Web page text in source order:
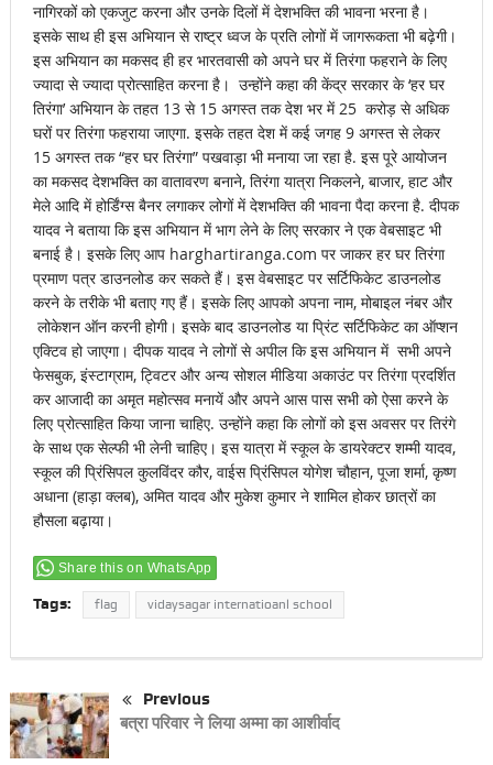
नागिरकों को एकजुट करना और उनके दिलों में देशभक्ति की भावना भरना है।
इसके साथ ही इस अभियान से राष्ट्र ध्वज के प्रति लोगों में जागरूकता भी बढ़ेगी।
इस अभियान का मकसद ही हर भारतवासी को अपने घर में तिरंगा फहराने के लिए
ज्यादा से ज्यादा प्रोत्साहित करना है। उन्होंने कहा की केंद्र सरकार के ‘हर घर
तिरंगा’ अभियान के तहत 13 से 15 अगस्त तक देश भर में 25 करोड़ से अधिक
घरों पर तिरंगा फहराया जाएगा. इसके तहत देश में कई जगह 9 अगस्त से लेकर
15 अगस्त तक “हर घर तिरंगा” पखवाड़ा भी मनाया जा रहा है. इस पूरे आयोजन
का मकसद देशभक्ति का वातावरण बनाने, तिरंगा यात्रा निकलने, बाजार, हाट और
मेले आदि में होर्डिंग्स बैनर लगाकर लोगों में देशभक्ति की भावना पैदा करना है. दीपक
यादव ने बताया कि इस अभियान में भाग लेने के लिए सरकार ने एक वेबसाइट भी
बनाई है। इसके लिए आप harghartiranga.com पर जाकर हर घर तिरंगा
प्रमाण पत्र डाउनलोड कर सकते हैं। इस वेबसाइट पर सर्टिफिकेट डाउनलोड
करने के तरीके भी बताए गए हैं। इसके लिए आपको अपना नाम, मोबाइल नंबर और
लोकेशन ऑन करनी होगी। इसके बाद डाउनलोड या प्रिंट सर्टिफिकेट का ऑप्शन
एक्टिव हो जाएगा। दीपक यादव ने लोगों से अपील कि इस अभियान में सभी अपने
फेसबुक, इंस्टाग्राम, ट्विटर और अन्य सोशल मीडिया अकाउंट पर तिरंगा प्रदर्शित
कर आजादी का अमृत महोत्सव मनायें और अपने आस पास सभी को ऐसा करने के
लिए प्रोत्साहित किया जाना चाहिए. उन्होंने कहा कि लोगों को इस अवसर पर तिरंगे
के साथ एक सेल्फी भी लेनी चाहिए। इस यात्रा में स्कूल के डायरेक्टर शम्मी यादव,
स्कूल की प्रिंसिपल कुलविंदर कौर, वाईस प्रिंसिपल योगेश चौहान, पूजा शर्मा, कृष्ण
अधाना (हाड़ा क्लब), अमित यादव और मुकेश कुमार ने शामिल होकर छात्रों का
हौसला बढ़ाया।
Share this on WhatsApp
Tags: flag vidaysagar internatioanl school
Previous
बत्रा परिवार ने लिया अम्मा का आशीर्वाद